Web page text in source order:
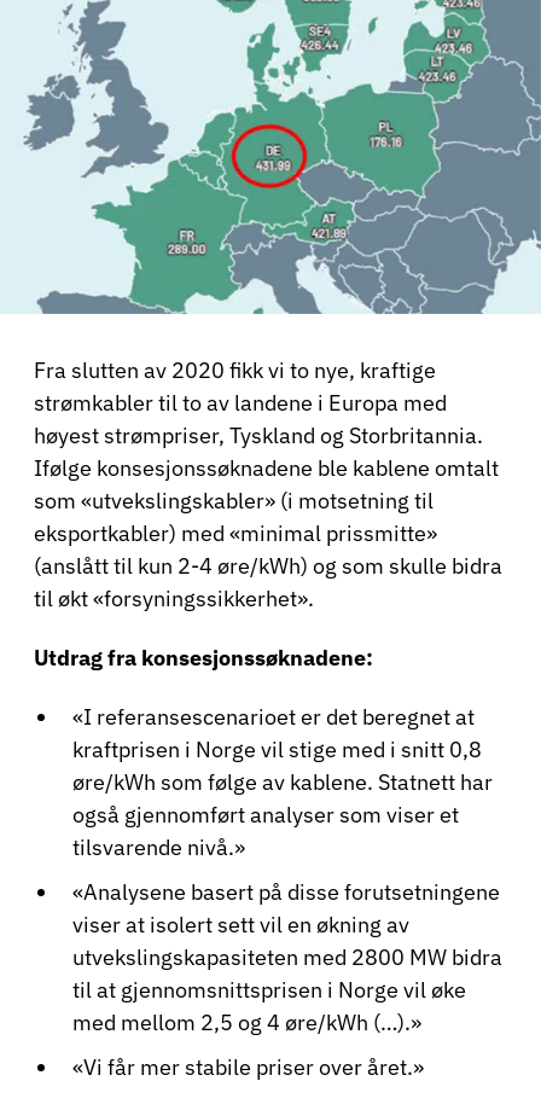
Fra slutten av 2020 fikk vi to nye, kraftige
strømkabler til to av landene i Europa med
høyest strømpriser, Tyskland og Storbritannia.
Ifølge konsesjonssøknadene ble kablene omtalt
som «utvekslingskabler» (i motsetning til
eksportkabler) med «minimal prissmitte»
(anslått til kun 2-4 øre/kWh) og som skulle bidra
til økt «forsyningssikkerhet».
Utdrag fra konsesjonssøknadene:
«I referansescenarioet er det beregnet at
kraftprisen i Norge vil stige med i snitt 0,8
øre/kWh som følge av kablene. Statnett har
også gjennomført analyser som viser et
tilsvarende nivå.»
«Analysene basert på disse forutsetningene
viser at isolert sett vil en økning av
utvekslingskapasiteten med 2800 MW bidra
til at gjennomsnittsprisen i Norge vil øke
med mellom 2,5 og 4 øre/kWh (…).»
«Vi får mer stabile priser over året.»